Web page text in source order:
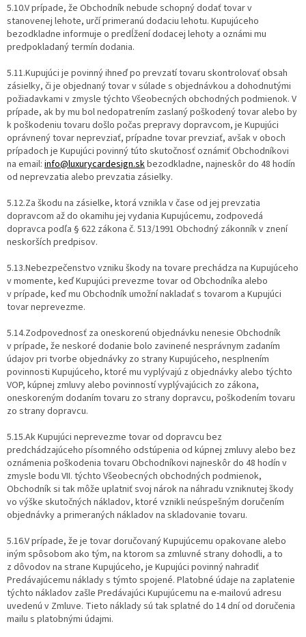
5.10.V prípade, že Obchodník nebude schopný dodať tovar v
stanovenej lehote, určí primeranú dodaciu lehotu. Kupujúceho
bezodkladne informuje o predĺžení dodacej lehoty a oznámi mu
predpokladaný termín dodania.
5.11.Kupujúci je povinný ihneď po prevzatí tovaru skontrolovať obsah
zásielky, či je objednaný tovar v súlade s objednávkou a dohodnutými
požiadavkami v zmysle týchto Všeobecných obchodných podmienok. V
prípade, ak by mu bol nedopatrením zaslaný poškodený tovar alebo by
k poškodeniu tovaru došlo počas prepravy dopravcom, je Kupujúci
oprávnený tovar neprevziať, prípadne tovar prevziať, avšak v oboch
prípadoch je Kupujúci povinný túto skutočnosť oznámiť Obchodníkovi
na email: info@luxurycardesign.skbezodkladne, najneskôr do 48 hodín
od neprevzatia alebo prevzatia zásielky.
5.12.Za škodu na zásielke, ktorá vznikla v čase od jej prevzatia
dopravcom až do okamihu jej vydania Kupujúcemu, zodpovedá
dopravca podľa § 622 zákona č. 513/1991 Obchodný zákonník v znení
neskorších predpisov.
5.13.Nebezpečenstvo vzniku škody na tovare prechádza na Kupujúceho
v momente, keď Kupujúci prevezme tovar od Obchodníka alebo
v prípade, keď mu Obchodník umožní nakladať s tovarom a Kupujúci
tovar neprevezme.
5.14.Zodpovednosť za oneskorenú objednávku nenesie Obchodník
v prípade, že neskoré dodanie bolo zavinené nesprávnym zadaním
údajov pri tvorbe objednávky zo strany Kupujúceho, nesplnením
povinnosti Kupujúceho, ktoré mu vyplývajú z objednávky alebo týchto
VOP, kúpnej zmluvy alebo povinností vyplývajúcich zo zákona,
oneskoreným dodaním tovaru zo strany dopravcu, poškodením tovaru
zo strany dopravcu.
5.15.Ak Kupujúci neprevezme tovar od dopravcu bez
predchádzajúceho písomného odstúpenia od kúpnej zmluvy alebo bez
oznámenia poškodenia tovaru Obchodníkovi najneskôr do 48 hodín v
zmysle bodu VII. týchto Všeobecných obchodných podmienok,
Obchodník si tak môže uplatniť svoj nárok na náhradu vzniknutej škody
vo výške skutočných nákladov, ktoré vznikli neúspešným doručením
objednávky a primeraných nákladov na skladovanie tovaru.
5.16.V prípade, že je tovar doručovaný Kupujúcemu opakovane alebo
iným spôsobom ako tým, na ktorom sa zmluvné strany dohodli, a to
z dôvodov na strane Kupujúceho, je Kupujúci povinný nahradiť
Predávajúcemu náklady s týmto spojené. Platobné údaje na zaplatenie
týchto nákladov zašle Predávajúci Kupujúcemu na e-mailovú adresu
uvedenú v Zmluve. Tieto náklady sú tak splatné do 14 dní od doručenia
mailu s platobnými údajmi.